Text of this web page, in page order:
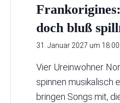
doch bluß
31. Januar 2027 um
Vier Ureinwohner
spinnen musikalisch
bringen Songs mit,